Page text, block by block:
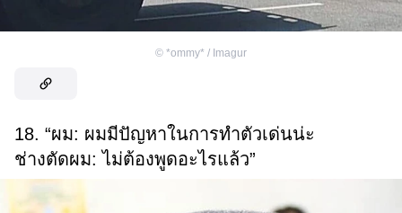
© *ommy* / Imagur
18. “ผม: ผมมีปัญหาในการทำตัวเด่นน่ะ
ช่างตัดผม: ไม่ต้องพูดอะไรแล้ว”